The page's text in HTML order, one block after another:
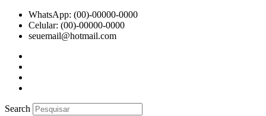
para
WhatsApp: (00)-00000-0000
Celular: (00)-00000-0000
seuemail@hotmail.com
Search